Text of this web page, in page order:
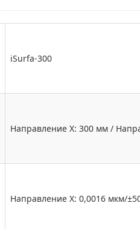
iSurfa-300
Направление X: 300 мм /
Направление X: 0,0016 мкм/